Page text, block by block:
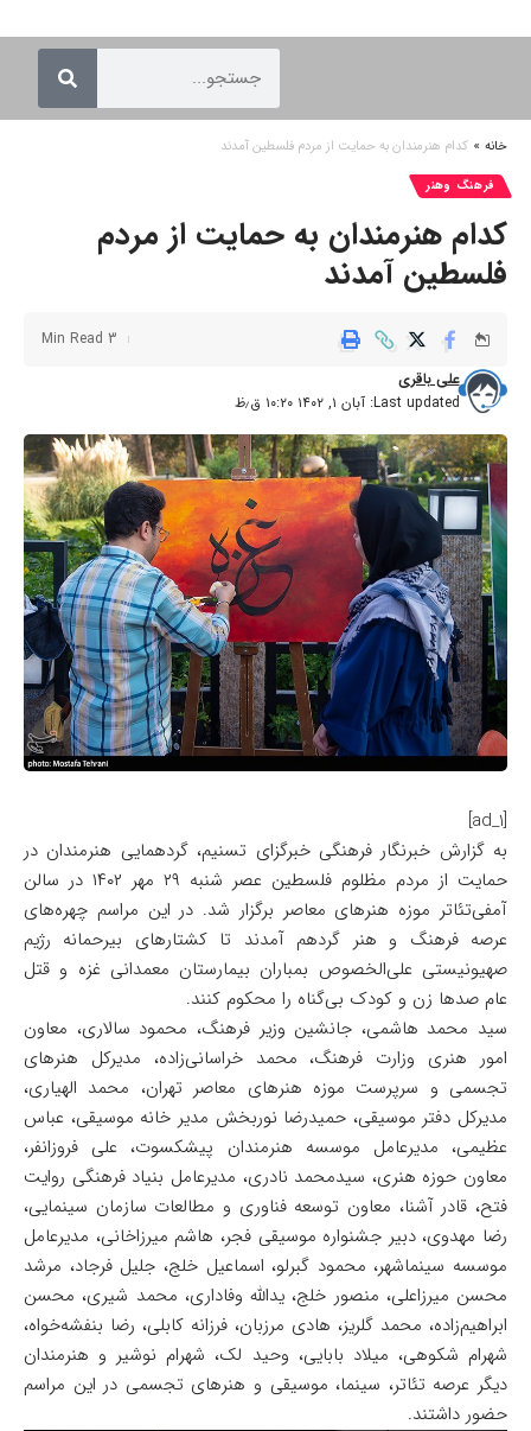
خانه » کدام هنرمندان به حمایت از مردم فلسطین آمدند
فرهنگ وهنر
کدام هنرمندان به حمایت از مردم
فلسطین آمدند
Last updated: آبان ۱, ۱۴۰۲ ۱۰:۲۰ ق٫ظ
علی باقری
3 Min Read
[ad_1]
به گزارش خبرنگار فرهنگی خبرگزای تسنیم، گردهمایی هنرمندان در
حمایت از مردم مظلوم فلسطین عصر شنبه ۲۹ مهر ۱۴۰۲ در سالن
آمفی‌تئاتر موزه هنرهای معاصر برگزار شد. در این مراسم چهره‌های
عرصه فرهنگ و هنر گردهم آمدند تا کشتارهای بیرحمانه رژیم
صهیونیستی علی‌الخصوص بمباران بیمارستان معمدانی غزه و قتل
عام صدها زن و کودک بی‌گناه را محکوم کنند.
سید محمد هاشمی، جانشین وزیر فرهنگ، محمود سالاری، معاون
امور هنری وزارت فرهنگ، محمد خراسانی‌زاده، مدیرکل هنرهای
تجسمی و سرپرست موزه هنرهای معاصر تهران، محمد الهیاری،
مدیرکل دفتر موسیقی، حمیدرضا نوربخش مدیر خانه موسیقی، عباس
عظیمی، مدیرعامل موسسه هنرمندان پیشکسوت، علی فروزانفر،
معاون حوزه هنری، سیدمحمد نادری، مدیرعامل بنیاد فرهنگی روایت
فتح، قادر آشنا، معاون توسعه فناوری و مطالعات سازمان سینمایی،
رضا مهدوی، دبیر جشنواره موسیقی فجر، هاشم میرزاخانی، مدیرعامل
موسسه سینماشهر، محمود گبرلو، اسماعیل خلج، جلیل فرجاد، مرشد
محسن میرزاعلی، منصور خلج، یدالله وفاداری، محمد شیری، محسن
ابراهیم‌زاده، محمد گلریز، هادی مرزبان، فرزانه کابلی، رضا بنفشه‌خواه،
شهرام شکوهی، میلاد بابایی، وحید لک، شهرام نوشیر و هنرمندان
دیگر عرصه تئاتر، سینما، موسیقی و هنرهای تجسمی در این مراسم
حضور داشتند.